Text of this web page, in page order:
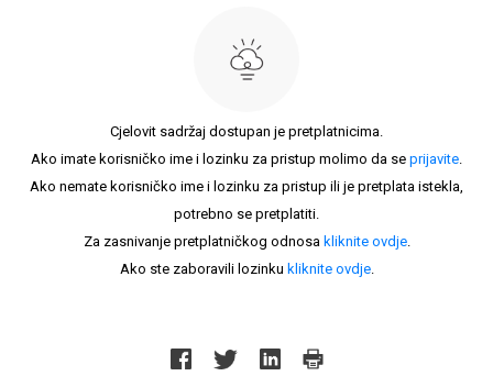
Cjelovit sadržaj dostupan je pretplatnicima.
Ako imate korisničko ime i lozinku za pristup molimo da se prijavite.
Ako nemate korisničko ime i lozinku za pristup ili je pretplata istekla,
potrebno se pretplatiti.
Za zasnivanje pretplatničkog odnosa kliknite ovdje.
Ako ste zaboravili lozinku kliknite ovdje.